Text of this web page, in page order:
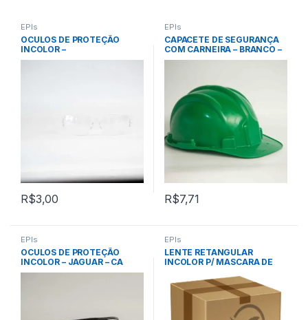
EPIs
OCULOS DE PROTEÇÃO
INCOLOR –
MINOTAURO/CENTAURO –
R$3,00
EPIs
CAPACETE DE SEGURANÇA
COM CARNEIRA – BRANCO –
CLASSE B – CA 31469 –
R$7,71
EPIs
OCULOS DE PROTEÇÃO
INCOLOR – JAGUAR – CA
10346 – KALIPSO
EPIs
LENTE RETANGULAR
INCOLOR P/ MASCARA DE